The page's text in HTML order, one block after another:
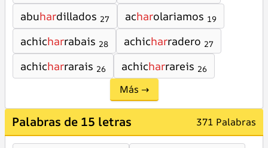
abuhardillados 27 acharolariamos 19
achicharrabais 28 achicharradero 27
achicharrarais 26 achicharrareis 26
Más →
Palabras de 15 letras 371 Palabras